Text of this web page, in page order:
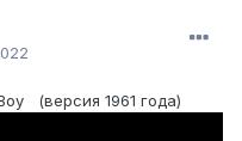
стали исполнять ещё
октавы. Долгое
хранитель
(версия 1961 года)